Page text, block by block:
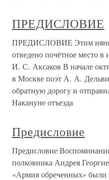
ПРЕДИСЛОВИЕ
ПРЕДИСЛОВИЕ Этим
отведено почётное место в
И. С. Аксаков В начале
в Москве поэт А. А.
обратную дорогу и
Накануне отъезда
Предисловие
Предисловие
полковника Андрея
«Армия обреченных»